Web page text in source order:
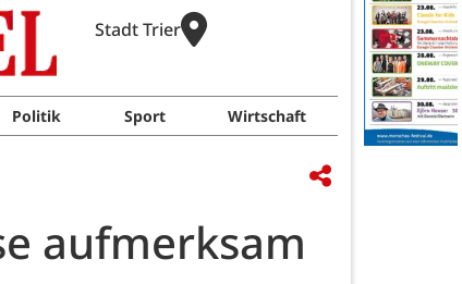
Stadt Trier
Politik Sport Wirtschaft
aufmerksam